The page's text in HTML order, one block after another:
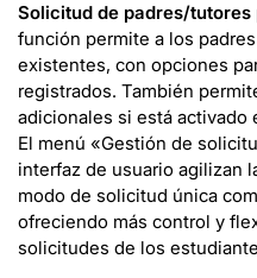
Solicitud de padres/
función permite a los
existentes, con opciones
registrados. También
adicionales si está
El menú «Gestión de
interfaz de usuario agilizan
modo de solicitud única
ofreciendo más control y
solicitudes de los